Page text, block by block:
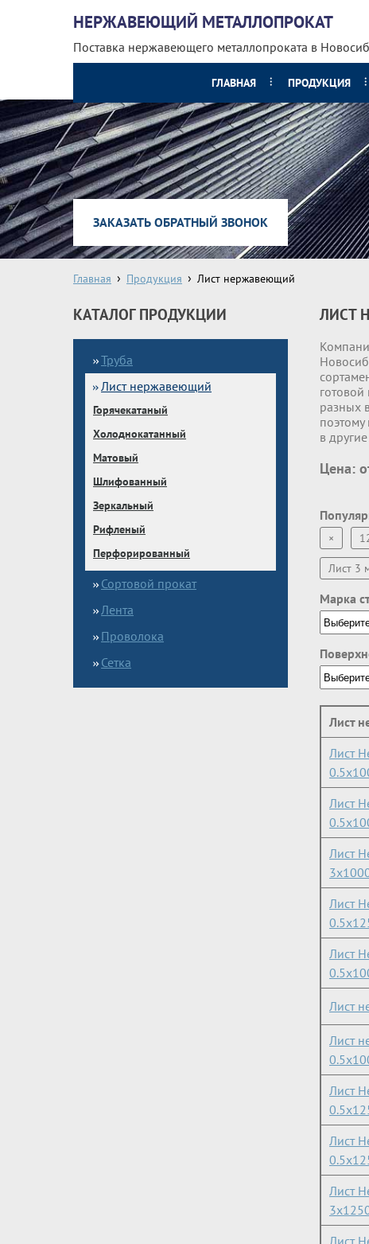
НЕРЖАВЕЮЩИЙ МЕТАЛЛОПРОКАТ
Поставка нержавеющего металлопроката в
ГЛАВНАЯ ПРОДУКЦИЯ
ЗАКАЗАТЬ ОБРАТНЫЙ ЗВОНОК
Главная Продукция Лист нержавеющий
КАТАЛОГ ПРОДУКЦИИ
Труба
Лист нержавеющий
Горячекатаный
Холоднокатанный
Матовый
Шлифованный
Зеркальный
Рифленый
Перфорированный
Сортовой прокат
Лента
Проволока
Сетка
ЛИСТ
разных
в
Цена:
×
Лист 3
Марка
Лист
Лист
Лист
Лист
Лист
Лист
Лист
Лист
Лист
Лист
Лист
Лист